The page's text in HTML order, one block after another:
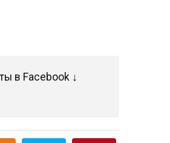
в Facebook ↓